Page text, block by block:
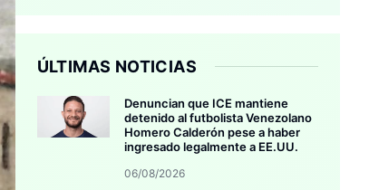
ÚLTIMAS NOTICIAS
Denuncian que ICE mantiene
detenido al futbolista Venezolano
Homero Calderón pese a haber
ingresado legalmente a EE.UU.
06/08/2026